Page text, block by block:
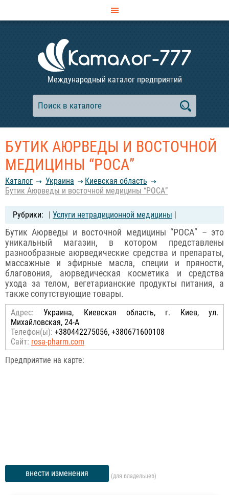
Международный каталог предприятий
БУТИК АЮРВЕДЫ И ВОСТОЧНОЙ
МЕДИЦИНЫ “РОСА”
Каталог Украина
Киевская область
Бутик Аюрведы и восточной медицины “РОСА”
| Услуги нетрадиционной медицины |
Бутик Аюрведы и восточной медицины “РОСА” – это
уникальный магазин, в котором представлены
разнообразные аюрведические средства и препараты,
массажные и эфирные масла, специи и пряности,
благовония, аюрведическая косметика и средства
ухода за телом, вегетарианские продукты питания, а
также сопутствующие товары.
Адрес: Украина, Киевская область, г. Киев, ул.
Михайловская, 24-А
Телефон(ы): +380442275056, +380671600108
Сайт: rosa-pharm.com
Предприятие на карте:
внести изменения (для владельцев)